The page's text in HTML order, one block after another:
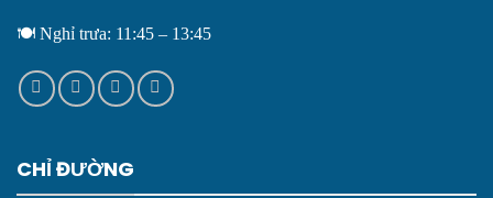
🍽️ Nghỉ trưa: 11:45 – 13:45
CHỈ ĐƯỜNG